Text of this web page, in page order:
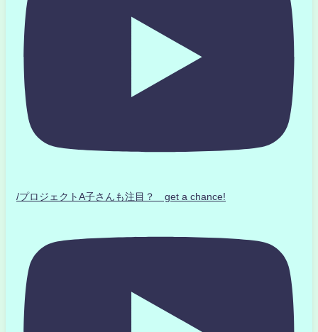
/プロジェクトA子さんも注目？ get a chance!